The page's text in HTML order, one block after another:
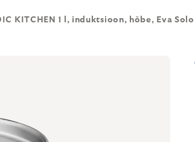
KITCHEN 1 l, induktsioon, hõbe, Eva Solo